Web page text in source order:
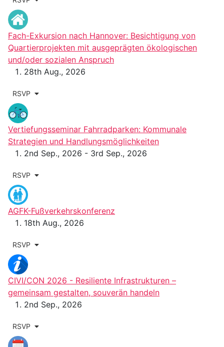
Fach-Exkursion nach Hannover: Besichtigung von
Quartierprojekten mit ausgeprägten ökologischen
und/oder sozialen Anspruch
28th Aug., 2026
RSVP
Vertiefungsseminar Fahrradparken: Kommunale
Strategien und Handlungsmöglichkeiten
2nd Sep., 2026 - 3rd Sep., 2026
RSVP
AGFK-Fußverkehrskonferenz
18th Aug., 2026
RSVP
CIVI/CON 2026 - Resiliente Infrastrukturen –
gemeinsam gestalten, souverän handeln
2nd Sep., 2026
RSVP